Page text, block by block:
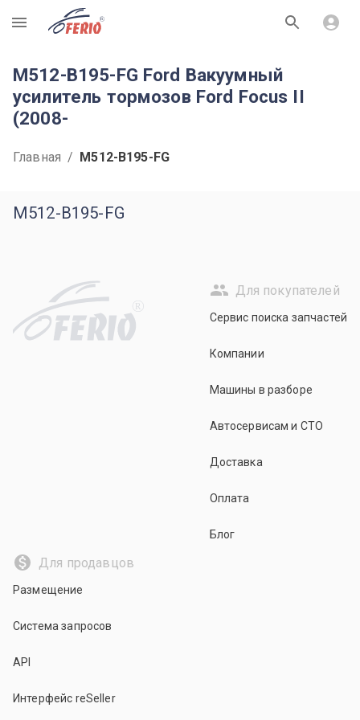
R
M512-B195-FG Ford Вакуумный
усилитель тормозов Ford Focus II
(2008-
Главная / M512-B195-FG
M512-B195-FG
R
Для покупателей
Сервис поиска запчастей
Компании
Машины в разборе
Автосервисам и СТО
Доставка
Оплата
Блог
Для продавцов
Размещение
Система запросов
API
Интерфейс reSeller